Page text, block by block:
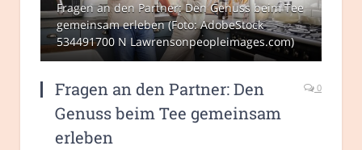
Fragen an den Partner: Den Genuss beim Tee
gemeinsam erleben (Foto: AdobeStock
534491700 N Lawrensonpeopleimages.com)
Fragen an den Partner: Den
Genuss beim Tee gemeinsam
erleben
0